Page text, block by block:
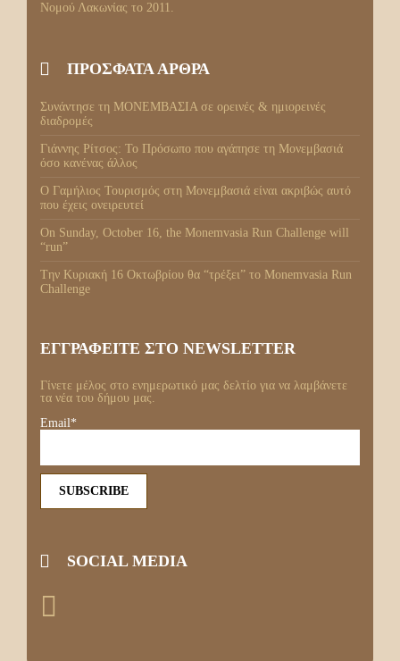
Νομού Λακωνίας το 2011.
ΠΡΟΣΦΑΤΑ ΑΡΘΡΑ
Συνάντησε τη ΜΟΝΕΜΒΑΣΙΑ σε ορεινές & ημιορεινές
διαδρομές
Γιάννης Ρίτσος: Το Πρόσωπο που αγάπησε τη Μονεμβασιά
όσο κανένας άλλος
Ο Γαμήλιος Τουρισμός στη Μονεμβασιά είναι ακριβώς αυτό
που έχεις ονειρευτεί
On Sunday, October 16, the Monemvasia Run Challenge will
“run”
Tην Κυριακή 16 Οκτωβρίου θα “τρέξει” το Monemvasia Run
Challenge
ΕΓΓΡΑΦΕΙΤΕ ΣΤΟ NEWSLETTER
Γίνετε μέλος στο ενημερωτικό μας δελτίο για να λαμβάνετε
τα νέα του δήμου μας.
Email*
SOCIAL MEDIA